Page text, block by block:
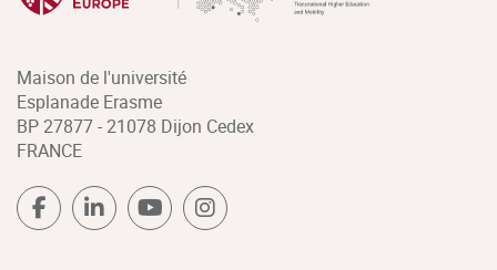
Maison de l'université
Esplanade Erasme
BP 27877 - 21078 Dijon Cedex
FRANCE